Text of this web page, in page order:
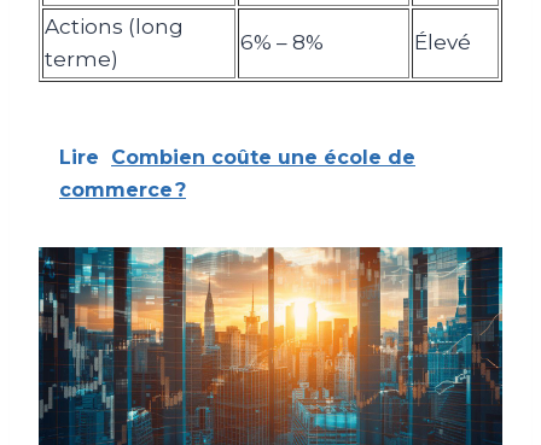
Actions (long
terme)
6% – 8% Élevé
Lire
Combien coûte une école de
commerce ?